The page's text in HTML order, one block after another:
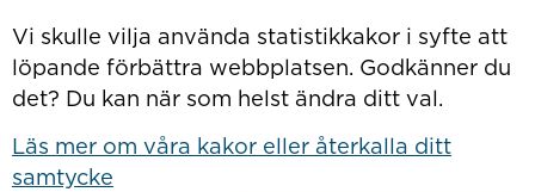
Vi skulle vilja använda statistikkakor i syfte att
löpande förbättra webbplatsen. Godkänner du
det? Du kan när som helst ändra ditt val.
Läs mer om våra kakor eller återkalla ditt
samtycke